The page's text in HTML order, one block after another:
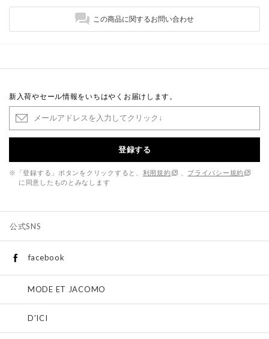
この商品に関するお問い合わせ
新入荷やセール情報をいちはやくお届けします。
登録する
※「登録する」ボタンをクリックすると、 利用規約
プライバシー規約
に同意したものとみなします
公式SNS
facebook
MODE ET JACOMO
D'ICI